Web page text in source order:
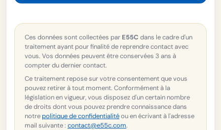
Ces données sont collectées par E55C dans le cadre d'un
traitement ayant pour finalité de reprendre contact avec
vous. Vos données peuvent être conservées 3 ans à
compter du dernier contact.
Ce traitement repose sur votre consentement que vous
pouvez retirer à tout moment. Conformément à la
législation en vigueur, vous disposez d'un certain nombre
de droits dont vous pouvez prendre connaissance dans
notrepolitique de confidentialitéou en écrivant à l'adresse
mail suivante : contact@e55c.com.